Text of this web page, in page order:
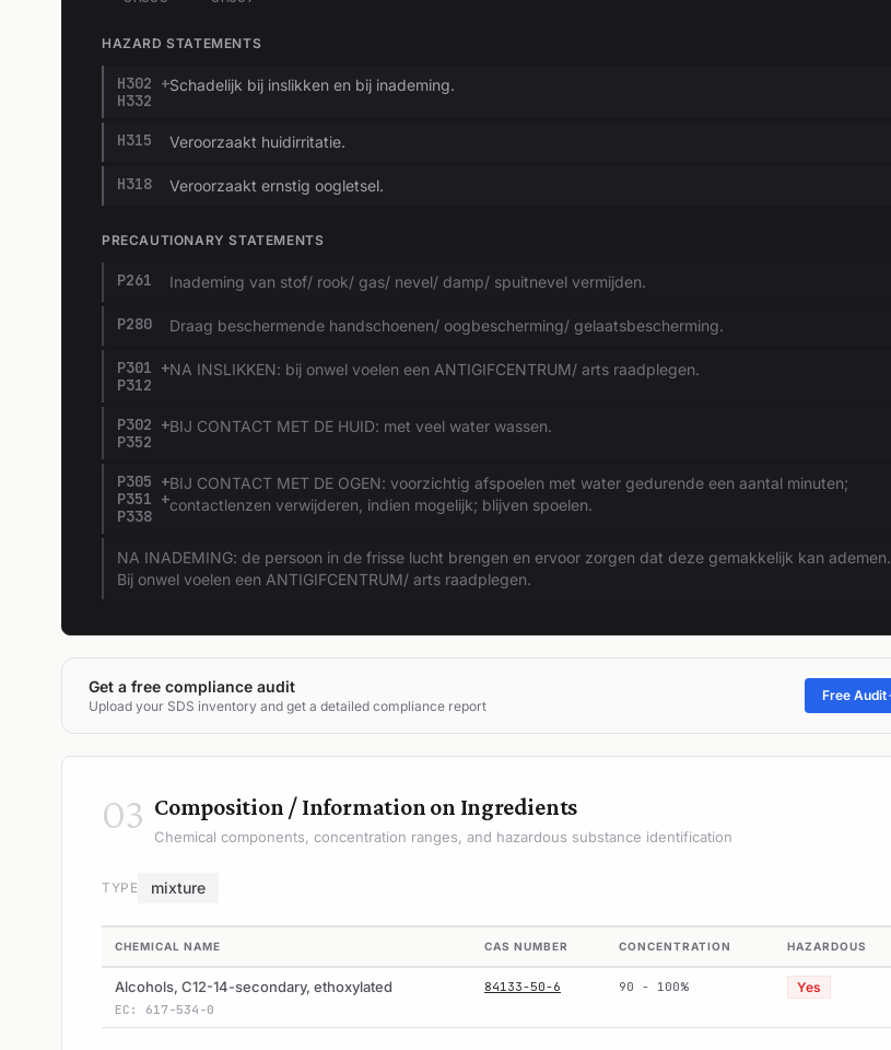
HAZARD STATEMENTS
H302 +
H332
Schadelijk bij inslikken en bij inademing.
H315 Veroorzaakt huidirritatie.
H318 Veroorzaakt ernstig oogletsel.
PRECAUTIONARY STATEMENTS
P261 Inademing van stof/ rook/ gas/ nevel/ damp/ spuitnevel vermijden.
P280 Draag beschermende handschoenen/ oogbescherming/ gelaatsbescherming.
P301 +
P312
NA INSLIKKEN: bij onwel voelen een ANTIGIFCENTRUM/ arts raadplegen.
P302 +
P352
BIJ CONTACT MET DE HUID: met veel water wassen.
P305 +
P351 +
P338
BIJ CONTACT MET DE OGEN: voorzichtig afspoelen met water gedurende een aantal minuten;
contactlenzen verwijderen, indien mogelijk; blijven spoelen.
NA INADEMING: de persoon in de frisse lucht brengen en ervoor zorgen dat deze gemakkelijk kan ademen.
Bij onwel voelen een ANTIGIFCENTRUM/ arts raadplegen.
Get a free compliance audit
Upload your SDS inventory and get a detailed compliance report
Free Audit
03 Composition / Information on Ingredients
Chemical components, concentration ranges, and hazardous substance identification
TYPE mixture
CHEMICAL NAME CAS NUMBER CONCENTRATION HAZARDOUS
Alcohols, C12-14-secondary, ethoxylated
EC: 617-534-0
84133-50-6 90 - 100% Yes